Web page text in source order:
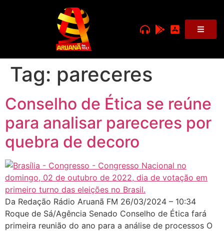
Tag: pareceres
Conselho de Ética se reúne
para analisar pareceres por
quebra de decoro
Da Redação Rádio Aruanã FM 26/03/2024 – 10:34
Roque de Sá/Agência Senado Conselho de Ética fará
primeira reunião do ano para a análise de processos O